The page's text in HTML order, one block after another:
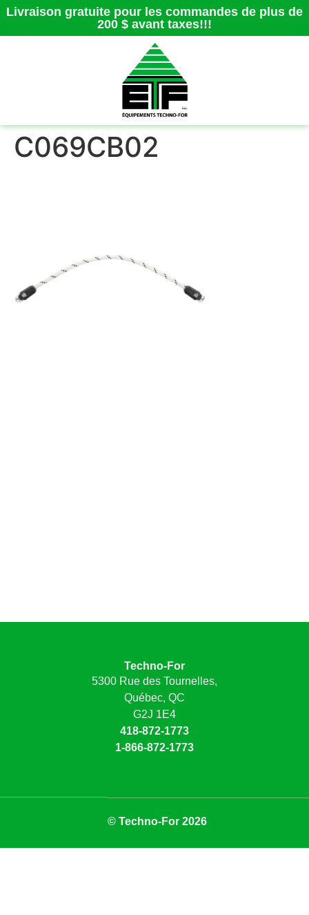
Livraison gratuite pour les commandes de plus de
200 $ avant taxes!!!
C069CB02
Techno-For
5300 Rue des Tournelles,
Québec, QC
G2J 1E4
418-872-1773
1-866-872-1773
© Techno-For 2026